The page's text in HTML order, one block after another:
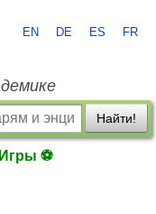
EN DE ES FR
Найти!
Игры ⚽